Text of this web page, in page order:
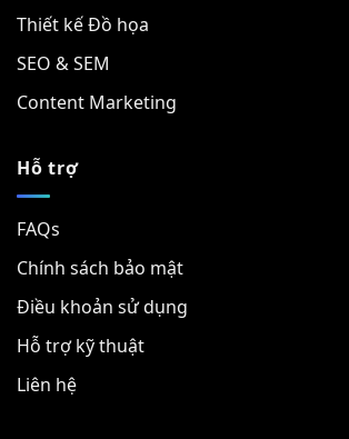
Thiết kế Đồ họa
SEO & SEM
Content Marketing
Hỗ trợ
FAQs
Chính sách bảo mật
Điều khoản sử dụng
Hỗ trợ kỹ thuật
Liên hệ